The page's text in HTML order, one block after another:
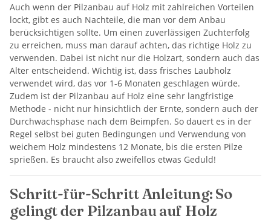
Auch wenn der Pilzanbau auf Holz mit zahlreichen Vorteilen
lockt, gibt es auch Nachteile, die man vor dem Anbau
berücksichtigen sollte. Um einen zuverlässigen Zuchterfolg
zu erreichen, muss man darauf achten, das richtige Holz zu
verwenden. Dabei ist nicht nur die Holzart, sondern auch das
Alter entscheidend. Wichtig ist, dass frisches Laubholz
verwendet wird, das vor 1-6 Monaten geschlagen würde.
Zudem ist der Pilzanbau auf Holz eine sehr langfristige
Methode - nicht nur hinsichtlich der Ernte, sondern auch der
Durchwachsphase nach dem Beimpfen. So dauert es in der
Regel selbst bei guten Bedingungen und Verwendung von
weichem Holz mindestens 12 Monate, bis die ersten Pilze
sprießen. Es braucht also zweifellos etwas Geduld!
Schritt-für-Schritt Anleitung: So
gelingt der Pilzanbau auf Holz